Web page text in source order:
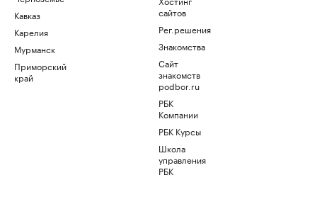
Кавказ
Карелия
Мурманск
Приморский
край
сайтов
Рег.решения
Знакомства
Сайт
знакомств
podbor.ru
РБК
Компании
РБК Курсы
Школа
управления
РБК